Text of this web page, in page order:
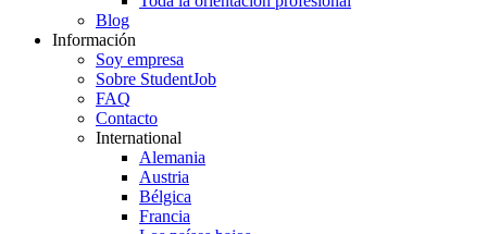
Blog
Información
Soy empresa
Sobre StudentJob
FAQ
Contacto
International
Alemania
Austria
Bélgica
Francia